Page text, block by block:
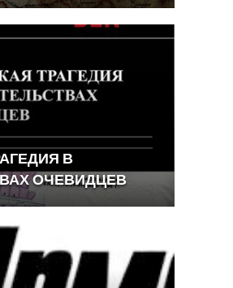
В
ОЧЕВИДЦЕВ